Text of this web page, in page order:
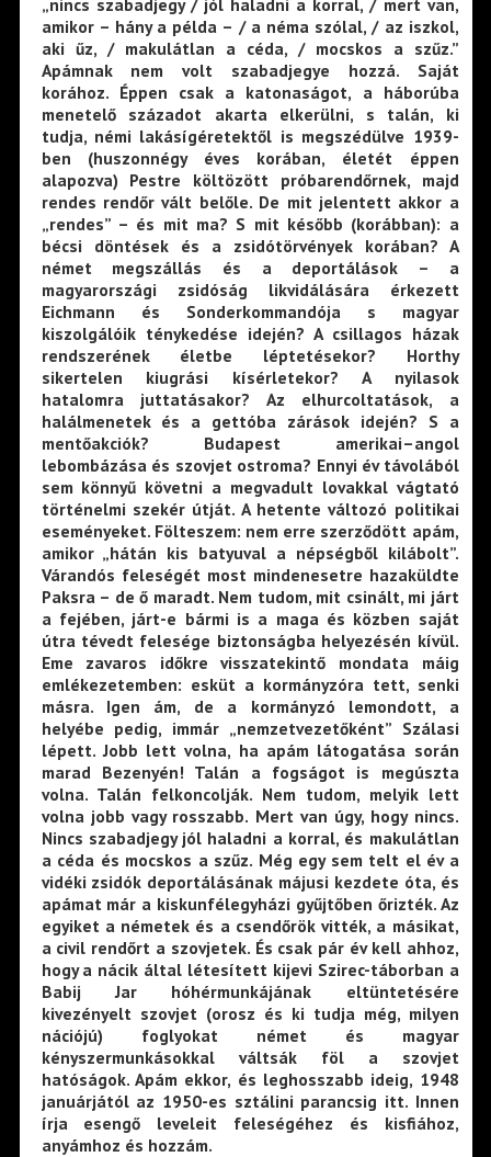
amikor – hány a példa – / a néma szólal, / az iszkol,
aki űz, / makulátlan a céda, / mocskos a szűz.”
Apámnak nem volt szabadjegye hozzá. Saját
korához. Éppen csak a katonaságot, a háborúba
menetelő századot akarta elkerülni, s talán, ki
tudja, némi lakásígéretektől is megszédülve 1939-
ben (huszonnégy éves korában, életét éppen
alapozva) Pestre költözött próbarendőrnek, majd
rendes rendőr vált belőle. De mit jelentett akkor a
„rendes” – és mit ma? S mit később (korábban): a
bécsi döntések és a zsidótörvények korában? A
német megszállás és a deportálások – a
magyarországi zsidóság likvidálására érkezett
Eichmann és Sonderkommandója s magyar
kiszolgálóik ténykedése idején? A csillagos házak
rendszerének életbe léptetésekor? Horthy
sikertelen kiugrási kísérletekor? A nyilasok
hatalomra juttatásakor? Az elhurcoltatások, a
halálmenetek és a gettóba zárások idején? S a
mentőakciók? Budapest amerikai–angol
lebombázása és szovjet ostroma? Ennyi év távolából
sem könnyű követni a megvadult lovakkal vágtató
történelmi szekér útját. A hetente változó politikai
eseményeket. Fölteszem: nem erre szerződött apám,
amikor „hátán kis batyuval a népségből kilábolt”.
Várandós feleségét most mindenesetre hazaküldte
Paksra – de ő maradt. Nem tudom, mit csinált, mi járt
a fejében, járt-e bármi is a maga és közben saját
útra tévedt felesége biztonságba helyezésén kívül.
Eme zavaros időkre visszatekintő mondata máig
emlékezetemben: esküt a kormányzóra tett, senki
másra. Igen ám, de a kormányzó lemondott, a
helyébe pedig, immár „nemzetvezetőként” Szálasi
lépett. Jobb lett volna, ha apám látogatása során
marad Bezenyén! Talán a fogságot is megúszta
volna. Talán felkoncolják. Nem tudom, melyik lett
volna jobb vagy rosszabb. Mert van úgy, hogy nincs.
Nincs szabadjegy jól haladni a korral, és makulátlan
a céda és mocskos a szűz. Még egy sem telt el év a
vidéki zsidók deportálásának májusi kezdete óta, és
apámat már a kiskunfélegyházi gyűjtőben őrizték. Az
egyiket a németek és a csendőrök vitték, a másikat,
a civil rendőrt a szovjetek. És csak pár év kell ahhoz,
hogy a nácik által létesített kijevi Szirec-táborban a
Babij Jar hóhérmunkájának eltüntetésére
kivezényelt szovjet (orosz és ki tudja még, milyen
nációjú) foglyokat német és magyar
kényszermunkásokkal váltsák föl a szovjet
hatóságok. Apám ekkor, és leghosszabb ideig, 1948
januárjától az 1950-es sztálini parancsig itt. Innen
írja esengő leveleit feleségéhez és kisfiához,
anyámhoz és hozzám.